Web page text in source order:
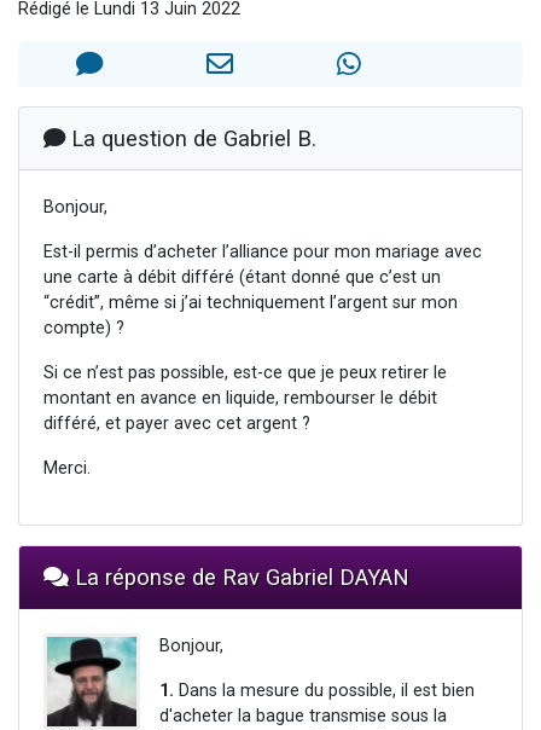
30 personnes viennent de faire un don pour Sauvez la jambe de Yohan
12 nouvelles musiques dans Torah-Box Music
29 personnes viennent de demander une bénédiction
Rédigé le Lundi 13 Juin 2022
La question de Gabriel B.
Bonjour,
Est-il permis d’acheter l’alliance pour mon mariage avec
une carte à débit différé (étant donné que c’est un
“crédit”, même si j’ai techniquement l’argent sur mon
compte) ?
Si ce n’est pas possible, est-ce que je peux retirer le
montant en avance en liquide, rembourser le débit
différé, et payer avec cet argent ?
Merci.
La réponse de Rav Gabriel DAYAN
Bonjour,
1. Dans la mesure du possible, il est bien
d'acheter la bague transmise sous la